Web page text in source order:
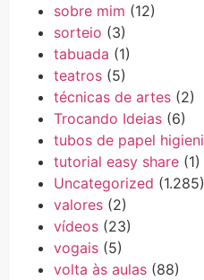
sobre mim (12)
sorteio (3)
tabuada (1)
teatros (5)
técnicas de artes (2)
Trocando Ideias (6)
tubos de papel
tutorial easy share (1)
Uncategorized (1.285)
valores (2)
vídeos (23)
vogais (5)
volta às aulas (88)